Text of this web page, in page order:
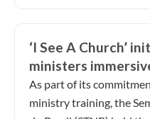
‘I See A Church’
ministers
As part of its
ministry training, the